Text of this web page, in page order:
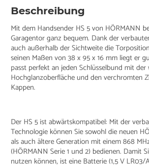
Beschreibung
Mit dem Handsender HS 5 von HÖRMANN
Garagentor ganz bequem. Dank der
auch außerhalb der Sichtweite die
seinen Maßen von 38 x 95 x 16 mm liegt er
passt perfekt an jeden Schlüsselbund mit der
Hochglanzoberfläche und den verchromten
Kappen.
Der HS 5 ist abwärtskompatibel: Mit der
Technologie können Sie sowohl die neuen
als auch ältere Generation mit einem 868
(HÖRMANN Serie 1 und 2) bedienen. Damit
nutzen können, ist eine Batterie (1,5 V LR03/